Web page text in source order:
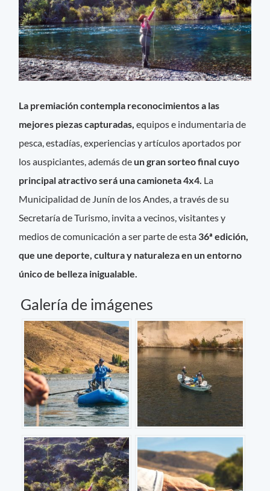
La premiación contempla reconocimientos a las
mejores piezas capturadas,equipos e indumentaria de
pesca, estadías, experiencias y artículos aportados por
los auspiciantes, además de un gran sorteo final cuyo
principal atractivo será una camioneta 4x4. La
Municipalidad de Junín de los Andes, a través de su
Secretaría de Turismo, invita a vecinos, visitantes y
medios de comunicación a ser parte de esta 36ª edición,
que une deporte, cultura y naturaleza en un entorno
único de belleza inigualable.
Galería de imágenes